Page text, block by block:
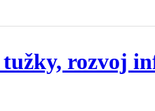
rozvoj